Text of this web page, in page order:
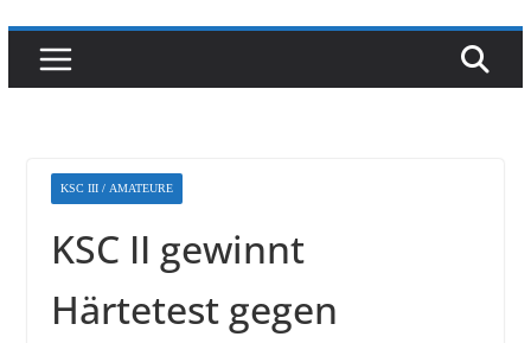
KSC III / AMATEURE
KSC II gewinnt
Härtetest gegen